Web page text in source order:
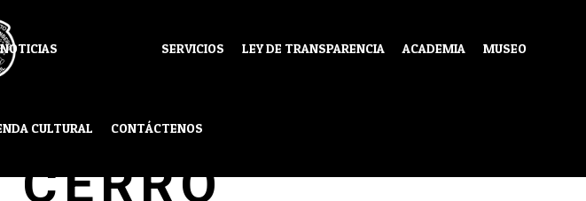
NOTICIAS SERVICIOS LEY DE TRANSPARENCIA ACADEMIA MUSEO
CULTURAL CONTÁCTENOS